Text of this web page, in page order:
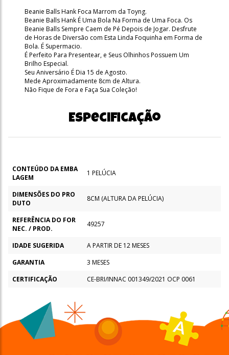
Beanie Balls Hank Foca Marrom da Toyng.
Beanie Balls Hank É Uma Bola Na Forma de Uma Foca. Os
Beanie Balls Sempre Caem de Pé Depois de Jogar. Desfrute
de Horas de Diversão com Esta Linda Foquinha em Forma de
Bola. É Supermacio.
É Perfeito Para Presentear, e Seus Olhinhos Possuem Um
Brilho Especial.
Seu Aniversário É Dia 15 de Agosto.
Mede Aproximadamente 8cm de Altura.
Não Fique de Fora e Faça Sua Coleção!
Especificação
CONTEÚDO DA EMBA
LAGEM
1 PELÚCIA
DIMENSÕES DO PRO
DUTO
8CM (ALTURA DA PELÚCIA)
REFERÊNCIA DO FOR
NEC. / PROD.
49257
IDADE SUGERIDA
A PARTIR DE 12 MESES
GARANTIA
3 MESES
CERTIFICAÇÃO
CE-BRI/INNAC 001349/2021 OCP 0061